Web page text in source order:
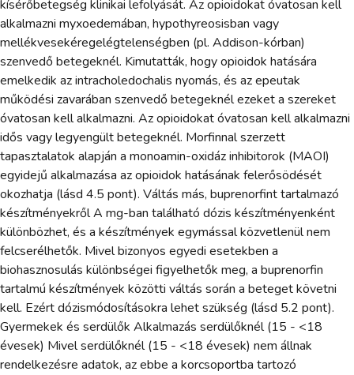
kísérőbetegség klinikai lefolyását. Az opioidokat óvatosan kell
alkalmazni myxoedemában, hypothyreosisban vagy
mellékvesekéregelégtelenségben (pl. Addison-kórban)
szenvedő betegeknél. Kimutatták, hogy opioidok hatására
emelkedik az intracholedochalis nyomás, és az epeutak
működési zavarában szenvedő betegeknél ezeket a szereket
óvatosan kell alkalmazni. Az opioidokat óvatosan kell alkalmazni
idős vagy legyengült betegeknél. Morfinnal szerzett
tapasztalatok alapján a monoamin-oxidáz inhibitorok (MAOI)
egyidejű alkalmazása az opioidok hatásának felerősödését
okozhatja (lásd 4.5 pont). Váltás más, buprenorfint tartalmazó
készítményekről A mg-ban található dózis készítményenként
különbözhet, és a készítmények egymással közvetlenül nem
felcserélhetők. Mivel bizonyos egyedi esetekben a
biohasznosulás különbségei figyelhetők meg, a buprenorfin
tartalmú készítmények közötti váltás során a beteget követni
kell. Ezért dózismódosításokra lehet szükség (lásd 5.2 pont).
Gyermekek és serdülők Alkalmazás serdülőknél (15 - <18
évesek) Mivel serdülőknél (15 - <18 évesek) nem állnak
rendelkezésre adatok, az ebbe a korcsoportba tartozó